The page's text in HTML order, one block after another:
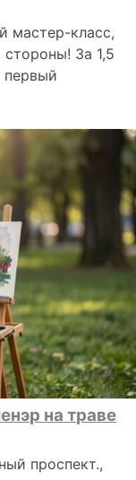
класс,
За 1,5
первый
на траве
проспект.,